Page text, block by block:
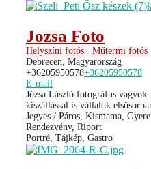
Jozsa Foto
Helyszíni fotós
Műtermi fotós
Debrecen, Magyarország
+36205950578+36205950578
E-mail
Józsa László fotográfus
kiszállással is vállalok
Jegyes / Páros, Kismama,
Rendezvény, Riport
Portré, Tájkép, Gastro